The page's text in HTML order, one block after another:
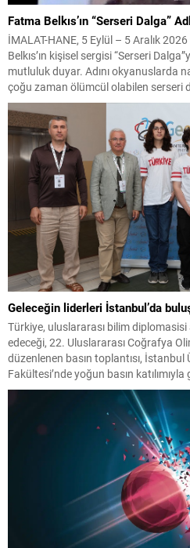
Fatma Belkıs’ın “Serseri Dalga”
İMALAT-HANE, 5 Eylül – 5 Aralık
Belkıs’ın kişisel sergisi “Serseri
mutluluk duyar. Adını okyanuslarda
çoğu zaman ölümcül olabilen serseri
dostluğu, mizahı ve dayanışmayı
yolları olarak öne sürüyor. Haber :
Geleceğin liderleri İstanbul’da
Türkiye, uluslararası bilim diplomasisi
edeceği, 22. Uluslararası Coğrafya
düzenlenen basın toplantısı,
Fakültesi’nde yoğun basın
televizyonlar, haber ajansları,
uluslararası yayın organlarının
dünyanın en prestijli coğrafya